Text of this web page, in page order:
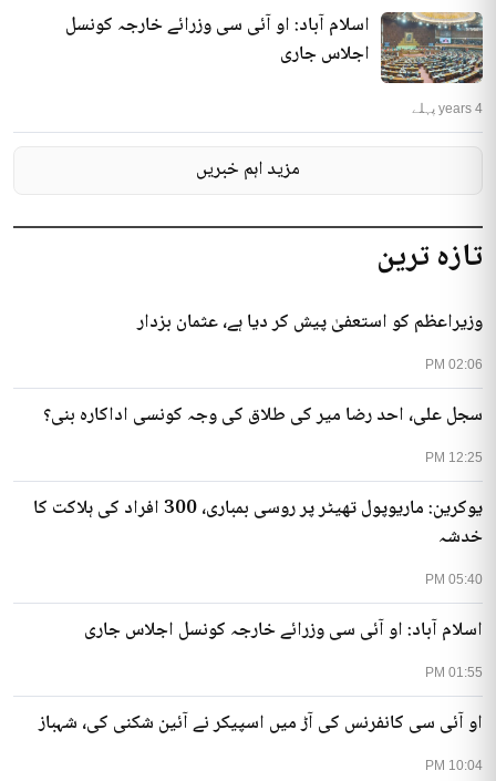
تازہ ترین
02:06 PM
وزیراعظم کو استعفیٰ پیش کر دیا ہے، عثمان بزدار
12:25 PM
سجل علی، احد رضا میر کی طلاق کی وجہ کونسی اداکارہ بنی؟
05:40 PM
یوکرین: ماریوپول تھیٹر پر روسی بمباری، 300 افراد کی ہلاکت کا
خدشہ
01:55 PM
اسلام آباد: او آئی سی وزرائے خارجہ کونسل اجلاس جاری
10:04 PM
او آئی سی کانفرنس کی آڑ میں اسپیکر نے آئین شکنی کی، شہباز
اسلام آباد: او آئی سی وزرائے خارجہ کونسل
اجلاس جاری
4 years پہلے
مزید اہم خبریں